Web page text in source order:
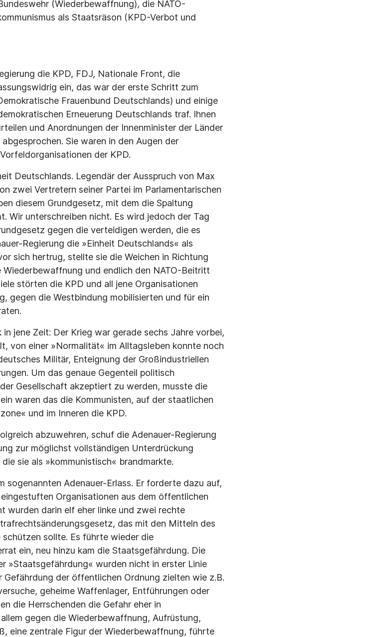
(Wiederbewaffnung), die NATO-
als Staatsräson (KPD-Verbot und
die KPD, FDJ, Nationale Front, die
ein, das war der erste Schritt zum
Frauenbund Deutschlands) und einige
Erneuerung Deutschlands traf. Ihnen
und Anordnungen der Innenminister der Länder
Sie waren in den Augen der
der KPD.
Deutschlands. Legendär der Ausspruch von Max
zwei Vertretern seiner Partei im Parlamentarischen
diesem Grundgesetz, mit dem die Spaltung
Wir unterschreiben nicht. Es wird jedoch der Tag
gegen die verteidigen werden, die es
Regierung die »Einheit Deutschlands« als
sich hertrug, stellte sie die Weichen in Richtung
und endlich den NATO-Beitritt
störten die KPD und all jene Organisationen
gegen die Westbindung mobilisierten und für ein
jene Zeit: Der Krieg war gerade sechs Jahre vorbei,
von einer »Normalität« im Alltagsleben konnte noch
Militär, Enteignung der Großindustriellen
Um das genaue Gegenteil politisch
Gesellschaft akzeptiert zu werden, musste die
waren das die Kommunisten, auf der staatlichen
und im Inneren die KPD.
abzuwehren, schuf die Adenauer-Regierung
zur möglichst vollständigen Unterdrückung
sie als »kommunistisch« brandmarkte.
sogenannten Adenauer-Erlass. Er forderte dazu auf,
Organisationen aus dem öffentlichen
wurden darin elf eher linke und zwei rechte
das mit den Mitteln des
sollte. Es führte wieder die
ein, neu hinzu kam die Staatsgefährdung. Die
»Staatsgefährdung« wurden nicht in erster Linie
der öffentlichen Ordnung zielten wie z.B.
geheime Waffenlager, Entführungen oder
die Herrschenden die Gefahr eher in
gegen die Wiederbewaffnung, Aufrüstung,
eine zentrale Figur der Wiederbewaffnung, führte